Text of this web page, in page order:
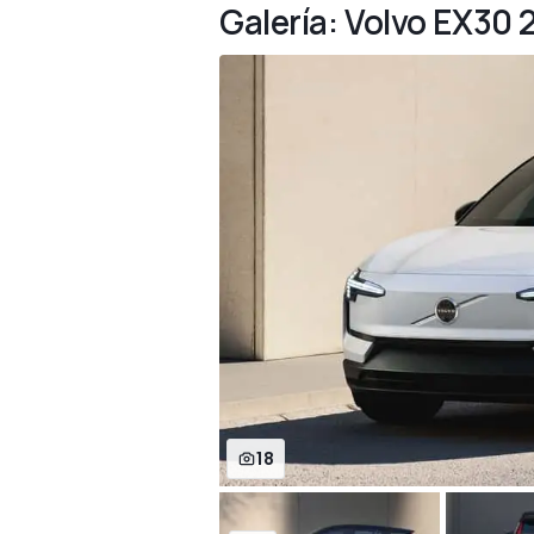
Galería: Volvo EX30
18